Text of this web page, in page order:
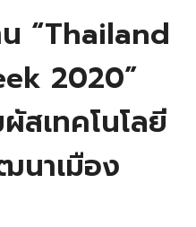
“Thailand
2020”
สเทคโนโลยี
นาเมือง